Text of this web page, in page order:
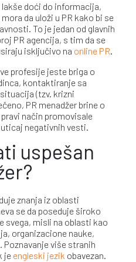
lakše doći do informacija,
da uloži u PR kako bi se
To je jedan od glavnih
PR agencija, s tim da se
isključivo na online PR.
profesije jeste briga o
kontaktiranje sa
(tzv. krizni
PR menadžer brine o
način promovisale
negativnih vesti.
uspešan
znanja iz oblasti
se da poseduje široko
svega, misli na oblasti kao
organizacione nauke,
više stranih
je engleski jezik obavezan.